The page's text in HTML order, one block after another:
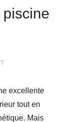
excellente
tout en
Mais